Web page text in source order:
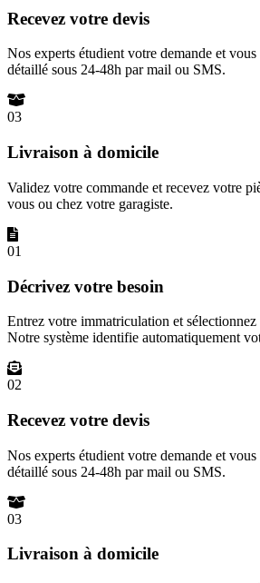
Recevez votre devis
Nos experts étudient votre demande et
détaillé sous 24-48h par mail ou SMS.
03
Livraison à domicile
Validez votre commande et recevez votre
vous ou chez votre garagiste.
01
Décrivez votre besoin
Entrez votre immatriculation et sélectionnez
Notre système identifie automatiquement
02
Recevez votre devis
Nos experts étudient votre demande et
détaillé sous 24-48h par mail ou SMS.
03
Livraison à domicile